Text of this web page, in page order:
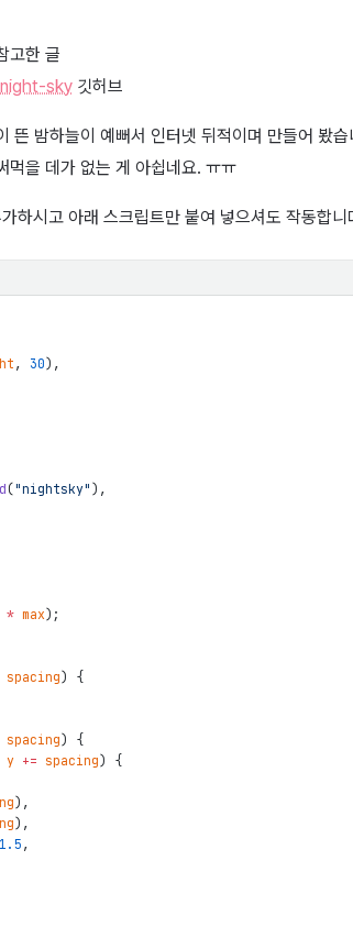
고한 글
sky 깃허브
뜬 밤하늘이 예뻐서 인터넷 뒤적이며 만들어 봤습
먹을 데가 없는 게 아쉽네요. ㅠㅠ
시고 아래 스크립트만 붙여 넣으셔도 작동합니
, 30) ,
("nightsky" ) ,
* max) ;
spacing)
{
spacing)
{
y += spacing)
{
) ,
) ,
1.5 ,